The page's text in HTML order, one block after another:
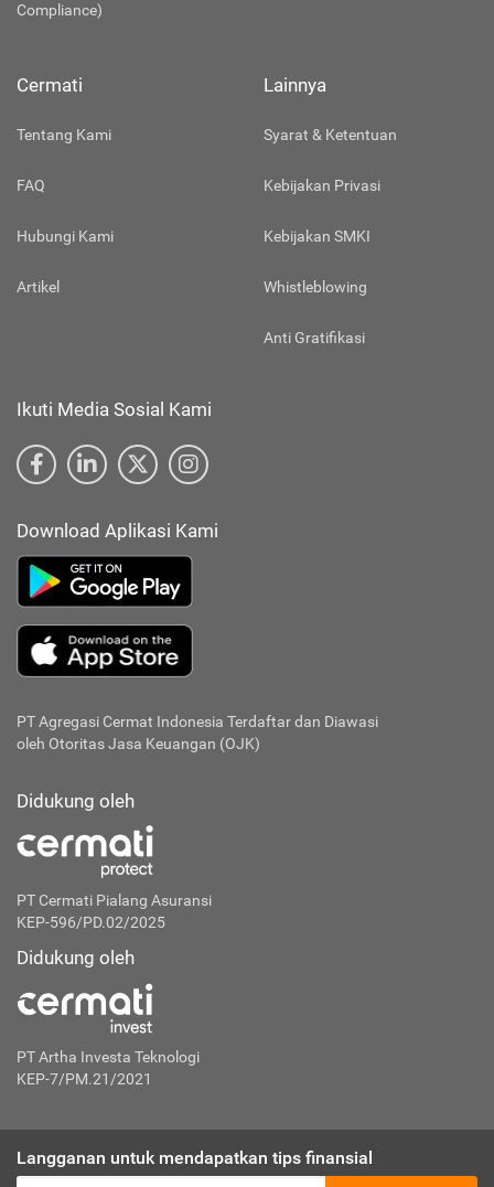
Compliance)
Cermati
Tentang Kami
FAQ
Hubungi Kami
Artikel
Lainnya
Syarat & Ketentuan
Kebijakan Privasi
Kebijakan SMKI
Whistleblowing
Anti Gratifikasi
Ikuti Media Sosial Kami
Download Aplikasi Kami
PT Agregasi Cermat Indonesia Terdaftar dan Diawasi
oleh Otoritas Jasa Keuangan (OJK)
Didukung oleh
PT Cermati Pialang Asuransi
KEP-596/PD.02/2025
Didukung oleh
PT Artha Investa Teknologi
KEP-7/PM.21/2021
Langganan untuk mendapatkan tips finansial